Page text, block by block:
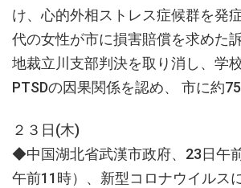
け、心的外相ストレス症候群を発
代の女性が市に損害賠償を求めた
地裁立川支部判決を取り消し、学
PTSDの因果関係を認め、 市に約
２３日(木)
◆中国湖北省武漢市政府、23日午
午前11時）、新型コロナウイルス